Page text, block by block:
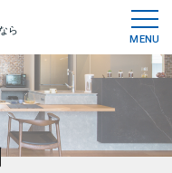
ら
MENU